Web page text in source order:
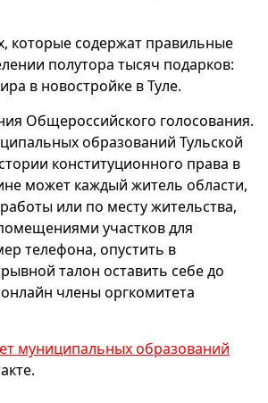
которые содержат правильные
полутора тысяч подарков:
в новостройке в Туле.
Общероссийского голосования.
образований Тульской
конституционного права в
может каждый житель области,
или по месту жительства,
участков для
телефона, опустить в
талон оставить себе до
члены оргкомитета
муниципальных образований